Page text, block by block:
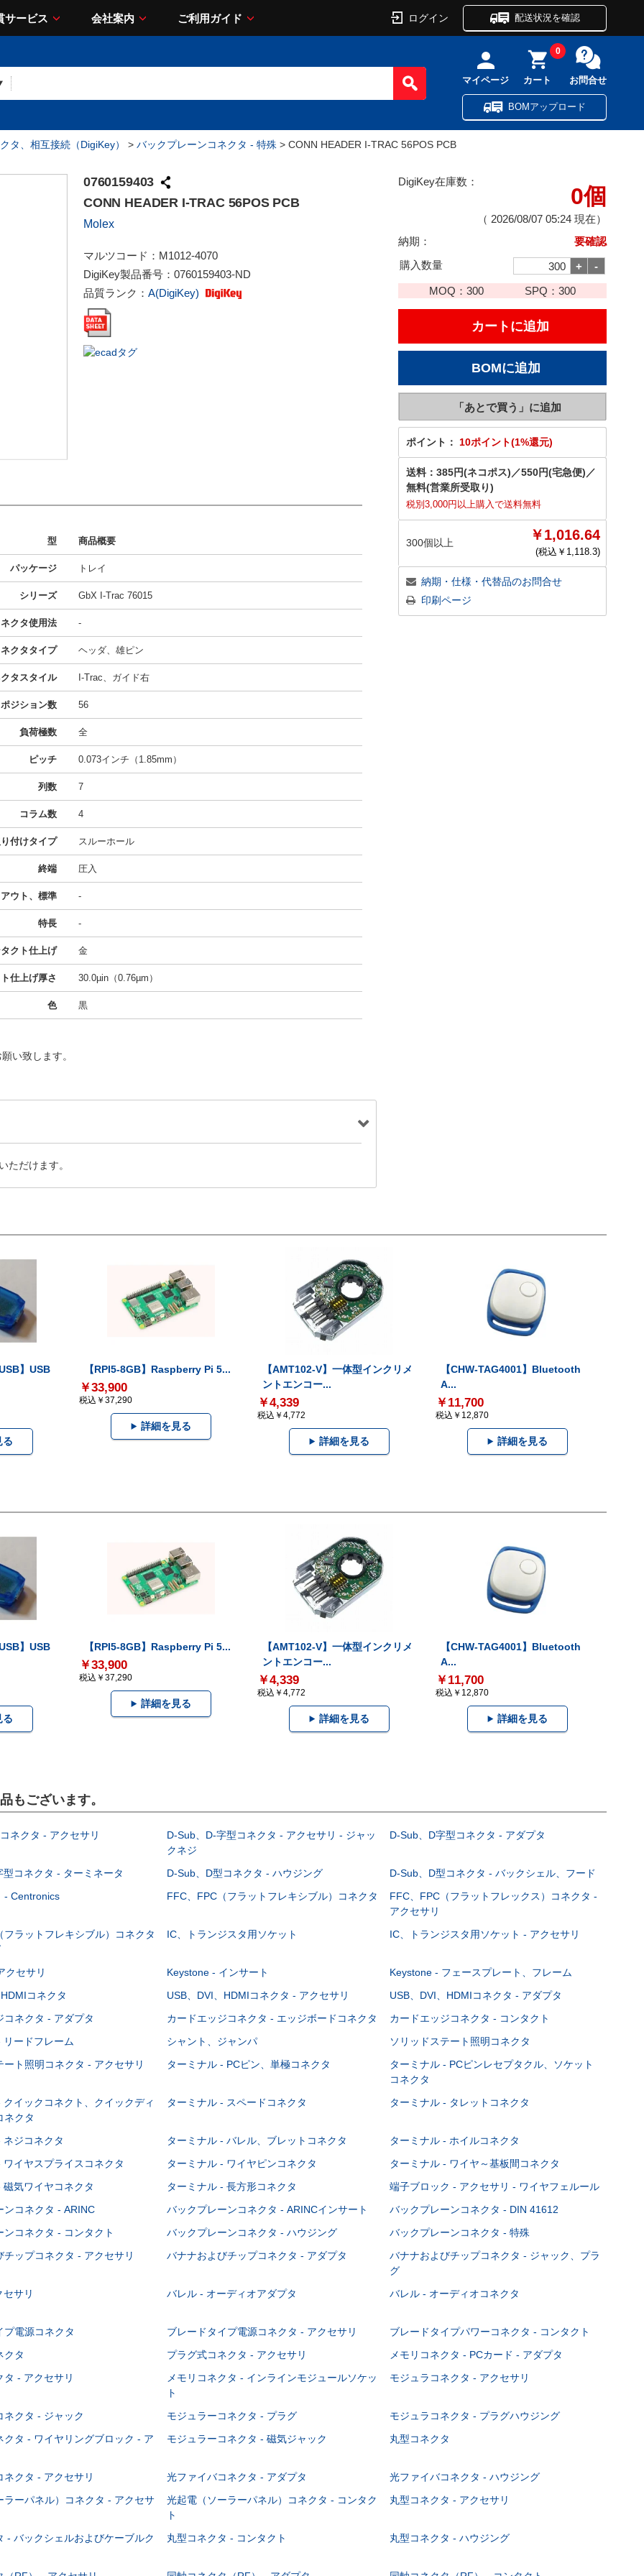
サービス 会社案内 ご利用ガイド ログイン 配送状況を確認
マイページ カート
0
お問合せ
BOMアップロード
タ、相互接続（DigiKey） > バックプレーンコネクタ - 特殊 > CONN HEADER I-TRAC 56POS PCB
0760159403
CONN HEADER I-TRAC 56POS PCB
Molex
マルツコード： M1012-4070
DigiKey製品番号： 0760159403-ND
品質ランク： A(DigiKey)
DigiKey在庫数：
0個
（ 2026/08/07 05:24 現在）
納期：
要確認
購入数量
MOQ：300 SPQ： 300
ポイント： 10ポイント(1%還元)
送料： 385円(ネコポス) ／550円(宅急便) ／
無料(営業所受取り)
税別3,000円以上購入で送料無料
300個以上 ￥1,016.64
(税込￥ 1,118.3)
納期・仕様・代替品のお問合せ
印刷ページ
型 商品概要
パッケージ トレイ
シリーズ GbX I-Trac 76015
ネクタ使用法 -
ネクタタイプ ヘッダ、雄ピン
タスタイル I-Trac、ガイド右
ポジション数 56
負荷極数 全
ピッチ 0.073インチ（1.85mm）
列数 7
コラム数 4
付けタイプ スルーホール
終端 圧入
ウト、標準 -
特長 -
クト仕上げ 金
仕上げ厚さ 30.0µin（0.76µm）
色 黒
い致します。
ただけます。
】USB
る
【RPI5-8GB】Raspberry Pi 5...
￥33,900
税込￥37,290
詳細を見る
【AMT102-V】一体型インクリメ
ントエンコー...
￥4,339
税込￥4,772
詳細を見る
【CHW-TAG4001】Bluetooth
A...
￥11,700
税込￥12,870
詳細を見る
】USB
る
【RPI5-8GB】Raspberry Pi 5...
￥33,900
税込￥37,290
詳細を見る
【AMT102-V】一体型インクリメ
ントエンコー...
￥4,339
税込￥4,772
詳細を見る
【CHW-TAG4001】Bluetooth
A...
￥11,700
税込￥12,870
詳細を見る
もございます。
ネクタ - アクセサリ
D-Sub、D-字型コネクタ - アクセサリ - ジャッ
クネジ
D-Sub、D字型コネクタ - アダプタ
型コネクタ - ターミネータ D-Sub、D型コネクタ - ハウジング
D-Sub、D型コネクタ - バックシェル、フード
- Centronics FFC、FPC（フラットフレキシブル）コネクタ
FFC、FPC（フラットフレックス）コネクタ -
アクセサリ
フラットフレキシブル）コネクタ
IC、トランジスタ用ソケット IC、トランジスタ用ソケット - アクセサリ
クセサリ Keystone - インサート
Keystone - フェースプレート、フレーム
コネクタ USB、DVI、HDMIコネクタ - アクセサリ
USB、DVI、HDMIコネクタ - アダプタ
コネクタ - アダプタ カードエッジコネクタ - エッジボードコネクタ
カードエッジコネクタ - コンタクト
リードフレーム シャント、ジャンパ
ソリッドステート照明コネクタ
ート照明コネクタ - アクセサリ ターミナル - PCピン、単極コネクタ
ターミナル - PCピンレセプタクル、ソケット
コネクタ
クイックコネクト、クイックディ
ネクタ
ターミナル - スペードコネクタ ターミナル - タレットコネクタ
ネジコネクタ ターミナル - バレル、ブレットコネクタ
ターミナル - ホイルコネクタ
ワイヤスプライスコネクタ ターミナル - ワイヤピンコネクタ
ターミナル - ワイヤ～基板間コネクタ
磁気ワイヤコネクタ ターミナル - 長方形コネクタ
端子ブロック - アクセサリ - ワイヤフェルール
ンコネクタ - ARINC バックプレーンコネクタ - ARINCインサート
バックプレーンコネクタ - DIN 41612
ンコネクタ - コンタクト バックプレーンコネクタ - ハウジング
バックプレーンコネクタ - 特殊
チップコネクタ - アクセサリ バナナおよびチップコネクタ - アダプタ
バナナおよびチップコネクタ - ジャック、プラ
グ
サリ バレル - オーディオアダプタ バレル - オーディオコネクタ
プ電源コネクタ ブレードタイプ電源コネクタ - アクセサリ
ブレードタイプパワーコネクタ - コンタクト
クタ プラグ式コネクタ - アクセサリ
メモリコネクタ - PCカード - アダプタ
タ - アクセサリ
メモリコネクタ - インラインモジュールソケッ
ト
モジュラコネクタ - アクセサリ
ネクタ - ジャック モジュラーコネクタ - プラグ
モジュラコネクタ - プラグハウジング
クタ - ワイヤリングブロック - ア
モジュラーコネクタ - 磁気ジャック 丸型コネクタ
ネクタ - アクセサリ 光ファイバコネクタ - アダプタ
光ファイバコネクタ - ハウジング
ラーパネル）コネクタ - アクセサ
光起電（ソーラーパネル）コネクタ - コンタク
ト
丸型コネクタ - アクセサリ
- バックシェルおよびケーブルク
丸型コネクタ - コンタクト 丸型コネクタ - ハウジング